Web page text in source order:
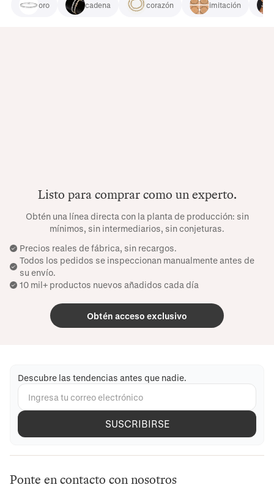
oro cadena corazón imitación
Listo para comprar como un experto.
Obtén una línea directa con la planta de producción: sin
mínimos, sin intermediarios, sin conjeturas.
Precios reales de fábrica, sin recargos.
Todos los pedidos se inspeccionan manualmente antes de
su envío.
10 mil+ productos nuevos añadidos cada día
Obtén acceso exclusivo
Descubre las tendencias antes que nadie.
SUSCRIBIRSE
Ponte en contacto con nosotros